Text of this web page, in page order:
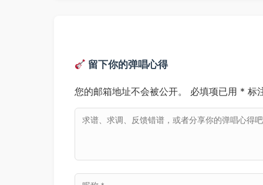
留下你的弹唱心得
您的邮箱地址不会被公开。 必填项已用 * 标